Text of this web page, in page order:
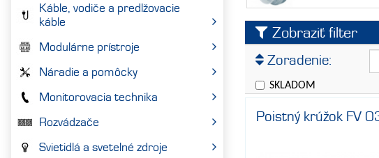
Káble, vodiče a predlžovacie
káble
Modulárne prístroje
Náradie a pomôcky
Monitorovacia technika
Rozvádzače
Svietidlá a svetelné zdroje
Zobraziť filter
Výrobca
Zoradenie:
SKLADOM
Poistný krúžok FV